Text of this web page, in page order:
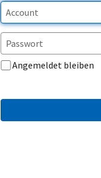
Angemeldet bleiben